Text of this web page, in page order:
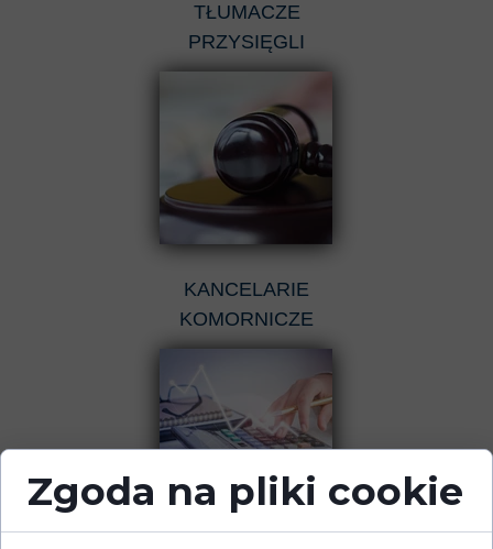
KANCELARIE
KOMORNICZE
TŁUMACZE
PRZYSIĘGLI
Zgoda na pliki cookie